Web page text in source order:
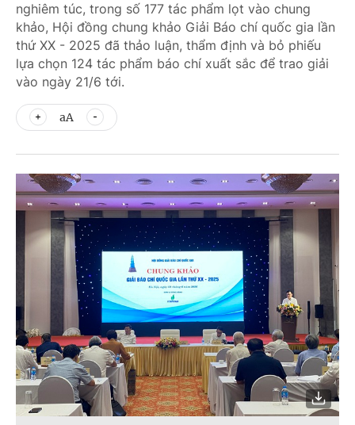
nghiêm túc, trong số 177 tác phẩm lọt vào chung
khảo, Hội đồng chung khảo Giải Báo chí quốc gia lần
thứ XX - 2025 đã thảo luận, thẩm định và bỏ phiếu
lựa chọn 124 tác phẩm báo chí xuất sắc để trao giải
vào ngày 21/6 tới.
aA